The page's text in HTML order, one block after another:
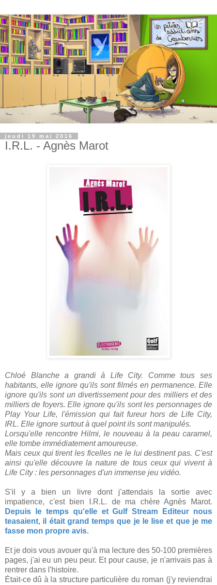
jeudi 19 mai 2016
I.R.L. - Agnès Marot
Chloé Blanche a grandi à Life City. Comme tous ses
habitants, elle ignore qu'ils sont filmés en permanence. Elle
ignore qu'ils sont un divertissement pour des milliers et des
milliers de foyers. Elle ignore qu'ils sont les personnages de
Play Your Life, l'émission qui fait fureur hors de Life City,
IRL. Elle ignore surtout à quel point ils sont manipulés.
Lorsqu'elle rencontre Hilmi, le nouveau à la peau caramel,
elle tombe immédiatement amoureuse.
Mais ceux qui tirent les ficelles ne le lui destinent pas. C'est
ainsi qu'elle découvre la nature de tous ceux qui vivent à
Life City : les personnages d'un immense jeu vidéo.
S'il y a bien un livre dont j'attendais la sortie avec
impatience, c'est bien I.R.L. de ma chère Agnès Marot.
Depuis le temps qu'elle et Gulf Stream Editeur nous
teasaient, il était grand temps que je le lise et que je me
fasse mon propre avis.
Et je dois vous avouer qu'à ma lecture des 50-100 premières
pages, j'ai eu un peu peur. Et pour cause, je n'arrivais pas à
rentrer dans l'histoire.
Était-ce dû à la structure particulière du roman (j'y reviendrai